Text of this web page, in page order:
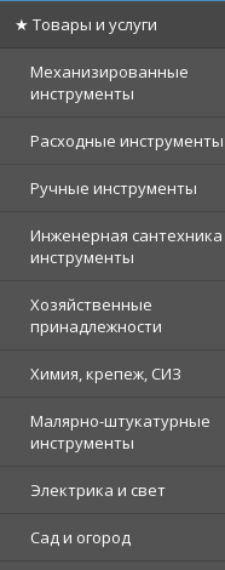
★ Товары и услуги
Механизированные
инструменты
Расходные инструменты
Ручные инструменты
Инженерная сантехника
инструменты
Хозяйственные
принадлежности
Химия, крепеж, СИЗ
Малярно-штукатурные
инструменты
Электрика и свет
Сад и огород